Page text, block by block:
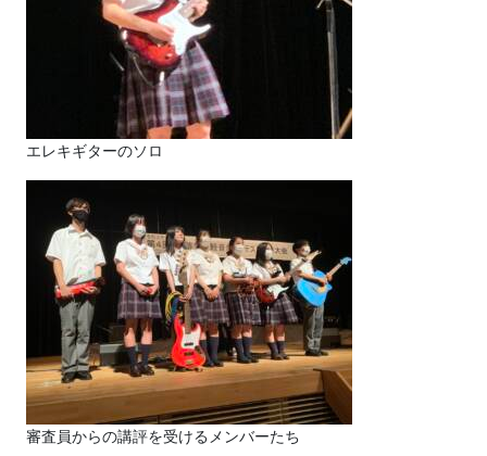
エレキギターのソロ
審査員からの講評を受けるメンバーたち